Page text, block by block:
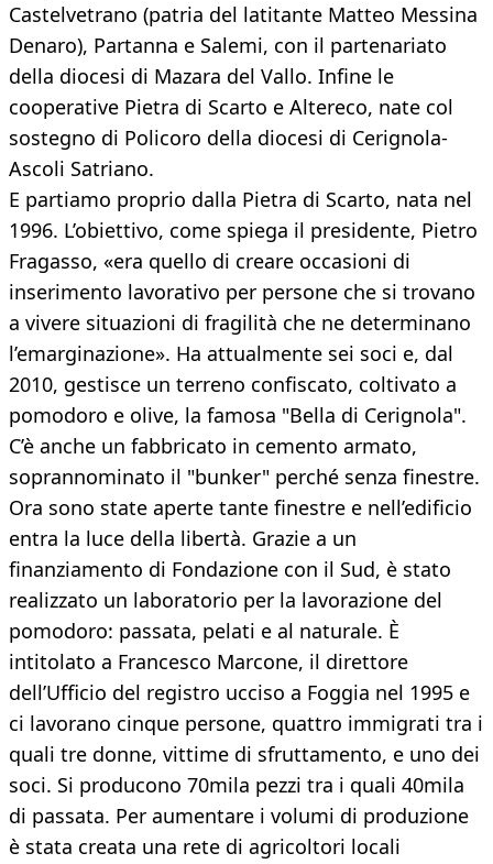
Castelvetrano (patria del latitante Matteo Messina
Denaro), Partanna e Salemi, con il partenariato
della diocesi di Mazara del Vallo. Infine le
cooperative Pietra di Scarto e Altereco, nate col
sostegno di Policoro della diocesi di Cerignola-
Ascoli Satriano.
E partiamo proprio dalla Pietra di Scarto, nata nel
1996. L’obiettivo, come spiega il presidente, Pietro
Fragasso, «era quello di creare occasioni di
inserimento lavorativo per persone che si trovano
a vivere situazioni di fragilità che ne determinano
l’emarginazione». Ha attualmente sei soci e, dal
2010, gestisce un terreno confiscato, coltivato a
pomodoro e olive, la famosa "Bella di Cerignola".
C’è anche un fabbricato in cemento armato,
soprannominato il "bunker" perché senza finestre.
Ora sono state aperte tante finestre e nell’edificio
entra la luce della libertà. Grazie a un
finanziamento di Fondazione con il Sud, è stato
realizzato un laboratorio per la lavorazione del
pomodoro: passata, pelati e al naturale. È
intitolato a Francesco Marcone, il direttore
dell’Ufficio del registro ucciso a Foggia nel 1995 e
ci lavorano cinque persone, quattro immigrati tra i
quali tre donne, vittime di sfruttamento, e uno dei
soci. Si producono 70mila pezzi tra i quali 40mila
di passata. Per aumentare i volumi di produzione
è stata creata una rete di agricoltori locali